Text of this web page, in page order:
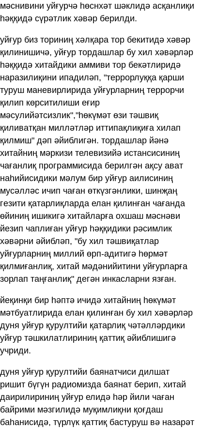
мәснивини уйғурчә һөснхәт шәклидә асқанлиқи
һәққидә сүрәтлик хәвәр берилди.
уйғур биз ториниң хәлқара тор бекитидә хәвәр
қилинишичә, уйғур тордашлар бу хил хәвәрләр
һәққидә хитайдики аммиви тор бекәтлиридә
наразилиқини ипадиләп, "террорлуққа қарши
туруш маневирлирида уйғурларниң террорчи
қилип көрситилиши еғир
мәсулийәтсизлик","һөкүмәт өзи тәшвиқ
қиливатқан милләтләр иттипақлиқиға хилап
қилмиш" дәп әйиблигән. тордашлар йәнә
хитайниң мәркизи телевизийә истансисиниң
чағанлиқ программисида берилгән ақсу ават
наһийисидики мәлум бир уйғур аилисиниң
мусәлләс ичип чаған өткүзгәнлики, шинҗаң
гезити қатарлиқларда елан қилинған чағанда
өйиниң ишикигә хитайларға охшаш мәснәви
йезип чаплиған уйғур һәққидики рәсимлик
хәвәрни әйибләп, "бу хил тәшвиқатлар
уйғурларниң миллий өрп-адитигә һөрмәт
қилмиғанлиқ, хитай мәдәнийитини уйғурларға
зорлап таңғанлиқ" дегән инкасларни язған.
йеқинқи бир һәптә ичидә хитайниң һөкүмәт
мәтбуатлирида елан қилинған бу хил хәвәрләр
дуня уйғур қурултийи қатарлиқ чәтәлләрдики
уйғур тәшкилатлириниң қаттиқ әйиблишигә
учриди.
дуня уйғур қурултийи баянатчиси дилшат
ришит бүгүн радиомизда баянат берип, хитай
даирилириниң уйғур елидә һәр йили чаған
байрими мәзгилидә муқимлиқни қоғдаш
баһанисидә, түрлүк қаттиқ бастуруш вә назарәт